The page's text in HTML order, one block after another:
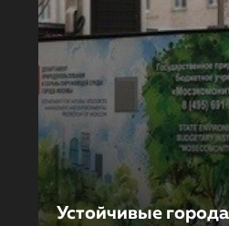
Устойчивые города